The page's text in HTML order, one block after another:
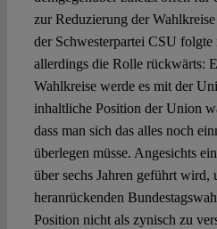
zur Reduzierung der
der Schwesterpartei CSU
allerdings die Rolle rückwärts:
Wahlkreise werde es mit der
inhaltliche Position der Union
dass man sich das alles noch
überlegen müsse. Angesichts
über sechs Jahren geführt wird,
heranrückenden
Position nicht als zynisch zu